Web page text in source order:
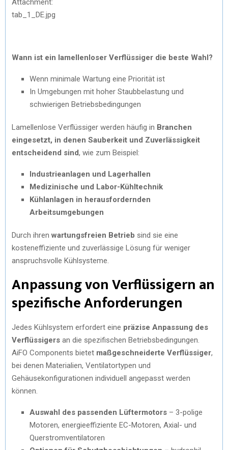
tab_1_DE.jpg
Wann ist ein lamellenloser Verflüssiger die beste Wahl?
Wenn minimale Wartung eine Priorität ist
In Umgebungen mit hoher Staubbelastung und
schwierigen Betriebsbedingungen
Lamellenlose Verflüssiger werden häufig in Branchen
eingesetzt, in denen Sauberkeit und Zuverlässigkeit
entscheidend sind, wie zum Beispiel:
Industrieanlagen und Lagerhallen
Medizinische und Labor-Kühltechnik
Kühlanlagen in herausfordernden
Arbeitsumgebungen
Durch ihren wartungsfreien Betrieb sind sie eine
kosteneffiziente und zuverlässige Lösung für weniger
anspruchsvolle Kühlsysteme.
Anpassung von Verflüssigern an
spezifische Anforderungen
Jedes Kühlsystem erfordert eine präzise Anpassung des
Verflüssigers an die spezifischen Betriebsbedingungen.
AiFO Components bietet maßgeschneiderte Verflüssiger,
bei denen Materialien, Ventilatortypen und
Gehäusekonfigurationen individuell angepasst werden
können.
Auswahl des passenden Lüftermotors – 3-polige
Motoren, energieeffiziente EC-Motoren, Axial- und
Querstromventilatoren